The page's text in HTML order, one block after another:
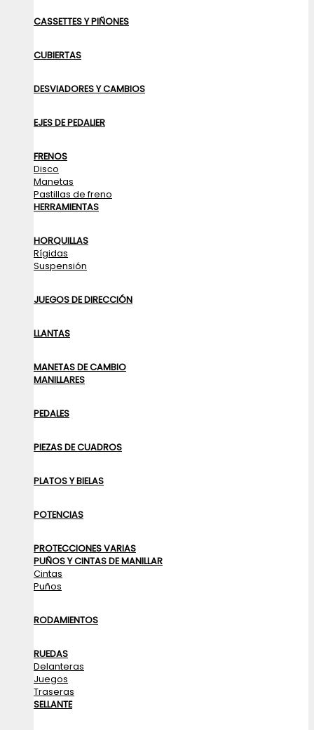
CASSETTES Y PIÑONES
CUBIERTAS
DESVIADORES Y CAMBIOS
EJES DE PEDALIER
FRENOS
Disco
Manetas
Pastillas de freno
HERRAMIENTAS
HORQUILLAS
Rígidas
Suspensión
JUEGOS DE DIRECCIÓN
LLANTAS
MANETAS DE CAMBIO
MANILLARES
PEDALES
PIEZAS DE CUADROS
PLATOS Y BIELAS
POTENCIAS
PROTECCIONES VARIAS
PUÑOS Y CINTAS DE MANILLAR
Cintas
Puños
RODAMIENTOS
RUEDAS
Delanteras
Juegos
Traseras
SELLANTE